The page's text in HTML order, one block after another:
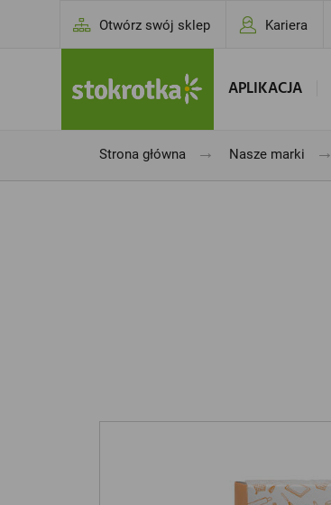
Otwórz swój sklep Kariera
APLIKACJA
Strona główna → Nasze marki →